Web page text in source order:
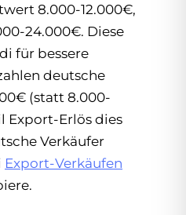
8.000-12.000€,
24.000€. Diese
für bessere
deutsche
(statt 8.000-
Export-Erlös dies
Verkäufer
Export-Verkäufen